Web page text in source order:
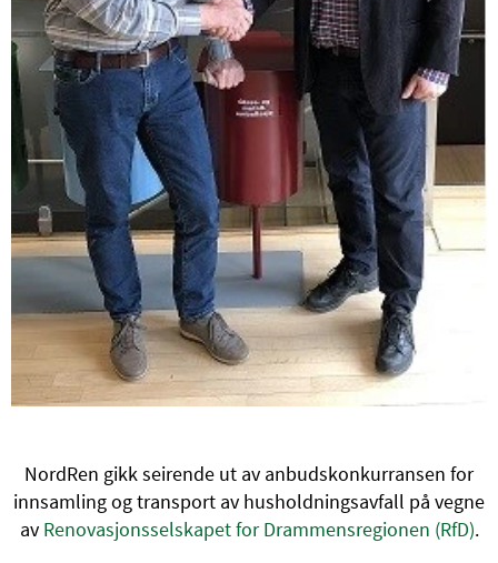
NordRen gikk seirende ut av anbudskonkurransen for
innsamling og transport av husholdningsavfall på vegne
av Renovasjonsselskapet for Drammensregionen (RfD).